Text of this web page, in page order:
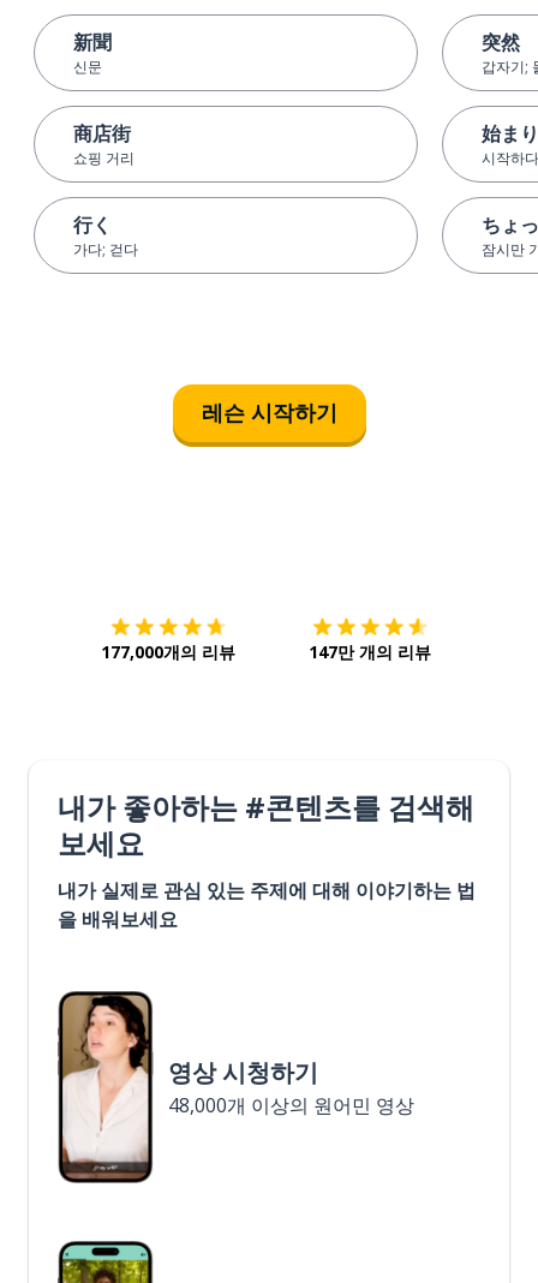
新聞
신문
商店街
쇼핑 거리
行く
가다; 걷다
突然
갑자기;
始ま
시작하다
ちょ
잠시만
레슨 시작하기
177,000개의 리뷰 147만 개의 리뷰
내가 좋아하는 #콘텐츠를 검색해
보세요
내가 실제로 관심 있는 주제에 대해 이야기하는 법
을 배워보세요
영상 시청하기
48,000개 이상의 원어민 영상